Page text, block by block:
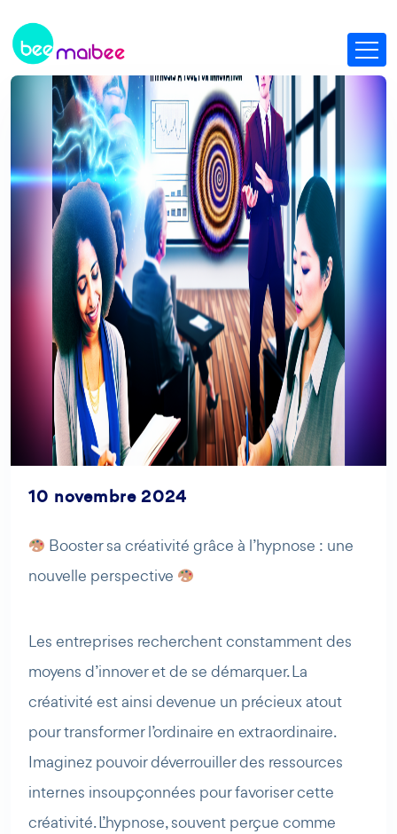
10 novembre 2024
Booster sa créativité grâce à l’hypnose : une
nouvelle perspective
Les entreprises recherchent constamment des
moyens d’innover et de se démarquer. La
créativité est ainsi devenue un précieux atout
pour transformer l’ordinaire en extraordinaire.
Imaginez pouvoir déverrouiller des ressources
internes insoupçonnées pour favoriser cette
créativité. L’hypnose, souvent perçue comme
vous essayer Maibee, demander des renseignements, ou
prendre rendez-vous avec nous ?